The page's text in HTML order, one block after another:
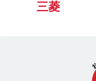
三菱